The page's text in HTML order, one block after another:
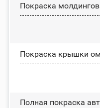
Покраска
Покраска крышки
Полная покраска